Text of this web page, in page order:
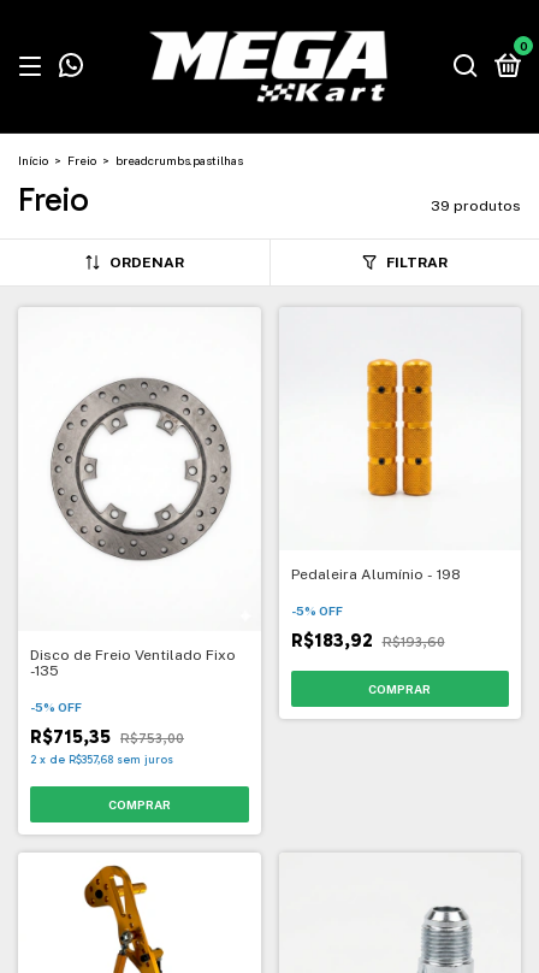
0
Início > Freio > breadcrumbs.pastilhas
Freio 39 produtos
ORDENAR FILTRAR
Disco de Freio Ventilado Fixo
-135
-5% OFF
R$715,35 R$753,00
2 x de R$357,68 sem juros
Pedaleira Alumínio - 198
-5% OFF
R$183,92 R$193,60